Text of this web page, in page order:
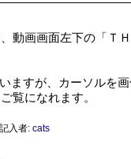
動画画面左下の「Ｔ
ますが、カーソルを
覧になれます。
記入者: cats